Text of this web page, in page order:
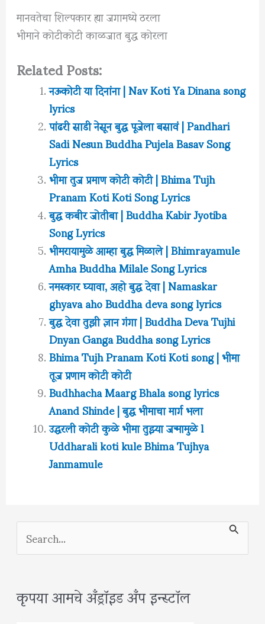
मानवतेचा शिल्पकार ह्या जगामध्ये ठरला
भीमाने कोटीकोटी काळजात बुद्ध कोरला
Related Posts:
नऊकोटी या दिनांना | Nav Koti Ya Dinana song
lyrics
पांढरी साडी नेसून बुद्ध पूजेला बसावं | Pandhari
Sadi Nesun Buddha Pujela Basav Song
Lyrics
भीमा तुज प्रमाण कोटी कोटी | Bhima Tujh
Pranam Koti Koti Song Lyrics
बुद्ध कबीर जोतीबा | Buddha Kabir Jyotiba
Song Lyrics
भीमरायामुळे आम्हा बुद्ध मिळाले | Bhimrayamule
Amha Buddha Milale Song Lyrics
नमस्कार घ्यावा, अहो बुद्ध देवा | Namaskar
ghyava aho Buddha deva song lyrics
बुद्ध देवा तुझी ज्ञान गंगा | Buddha Deva Tujhi
Dnyan Ganga Buddha song Lyrics
Bhima Tujh Pranam Koti Koti song | भीमा
तूज प्रणाम कोटी कोटी
Budhhacha Maarg Bhala song lyrics
Anand Shinde | बुद्ध भीमाचा मार्ग भला
उद्धरली कोटी कुळे भीमा तुझ्या जन्मामुळे l
Uddharali koti kule Bhima Tujhya
Janmamule
S
e
r
c
कृपया आमचे अँड्रॉइड अँप इन्स्टॉल